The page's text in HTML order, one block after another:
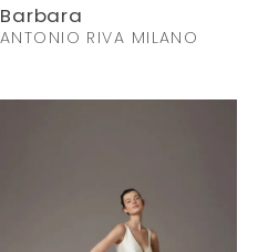
Barbara
ANTONIO RIVA MILANO